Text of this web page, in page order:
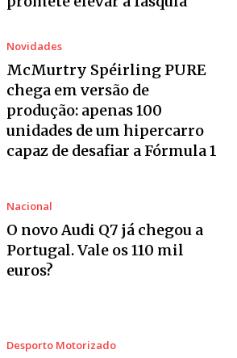
Novidades
McMurtry Spéirling PURE
chega em versão de
produção: apenas 100
unidades de um hipercarro
capaz de desafiar a Fórmula 1
Nacional
O novo Audi Q7 já chegou a
Portugal. Vale os 110 mil
euros?
Desporto Motorizado